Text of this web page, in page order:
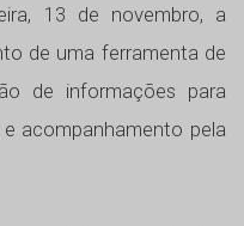
13 de novembro, a
de uma ferramenta de
de informações para
acompanhamento pela